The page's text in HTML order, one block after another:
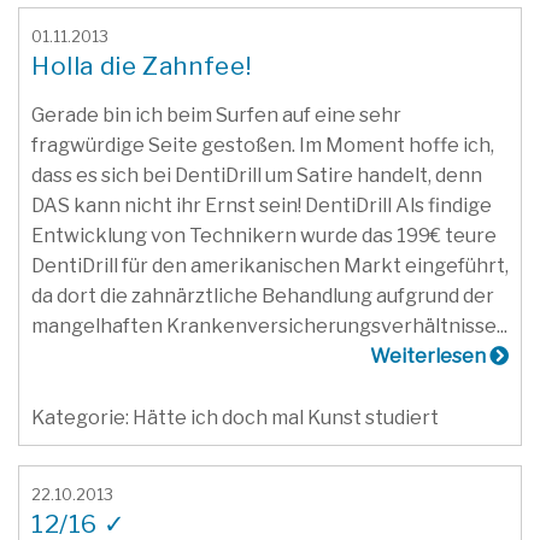
01.11.2013
Holla die Zahnfee!
Gerade bin ich beim Surfen auf eine sehr
fragwürdige Seite gestoßen. Im Moment hoffe ich,
dass es sich bei DentiDrill um Satire handelt, denn
DAS kann nicht ihr Ernst sein! DentiDrill Als findige
Entwicklung von Technikern wurde das 199€ teure
DentiDrill für den amerikanischen Markt eingeführt,
da dort die zahnärztliche Behandlung aufgrund der
mangelhaften Krankenversicherungsverhältnisse...
Weiterlesen
Kategorie: Hätte ich doch mal Kunst studiert
22.10.2013
12/16 ✓